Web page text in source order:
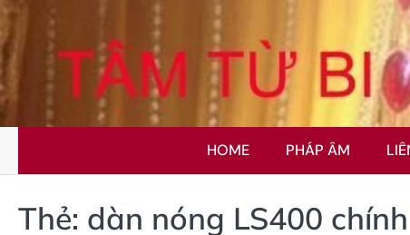
Skip
to
content
HOME PHÁP ÂM
Thẻ: dàn nóng LS400